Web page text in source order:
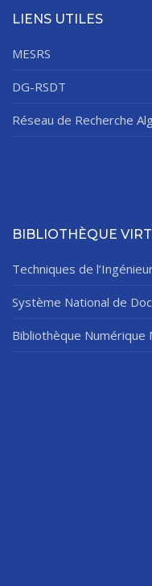
LIENS UTILES
MESRS
DG-RSDT
Réseau de Recherche
BIBLIOTHÈQUE
Techniques de
Système National de
Bibliothèque Numérique